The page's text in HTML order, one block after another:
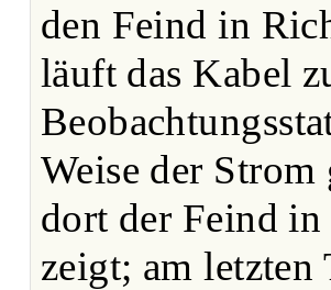
den Feind in
läuft das Kabel
Weise der
dort der Feind
zeigt; am letzten